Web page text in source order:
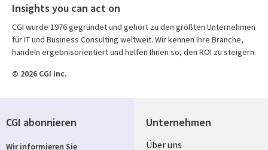
Insights you can act on
CGI wurde 1976 gegründet und gehört zu den größten Unternehmen
für IT und Business Consulting weltweit. Wir kennen Ihre Branche,
handeln ergebnisorientiert und helfen Ihnen so, den ROI zu steigern.
© 2026 CGI Inc.
Unternehmen
Useful
Über uns
CGI abonnieren
Wir informieren Sie